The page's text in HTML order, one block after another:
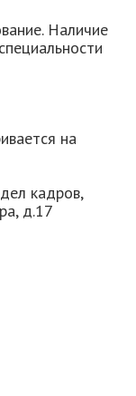
Наличие
на
кадров,
д.17